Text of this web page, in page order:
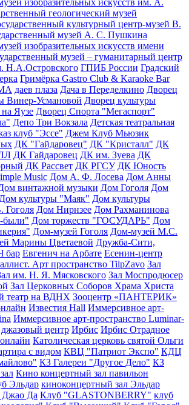
изобразительных искусств им. А.
геологический музей
культурный центр-музей В.
музей А. С. Пушкина
изобразительных искусств имени
музей – гуманитарный центр
Н.А.Островского ГПИБ России Градский
Гримёрка Gastro Club & Karaoke Bar
даев плаза Дача в Переделкино Дворец
Винер-Усмановой Дворец культуры
Яузе Дворец Спорта "Мегаспорт"
Депо Три Вокзала Детская театральная
клуб "Эссе" Джем Клуб Мьюзик
ДК "Гайдаровец" ДК "Кристалл" ДК
ДК Гайдаровец ДК им. Зуева ДК
ДК Рассвет ДК РГСУ ДК Юность
Music Дом А. Ф. Лосева Дом Анны
винтажной музыки Дом Гоголя Дом
Дом культуры "Маяк" Дом культуры
Гоголя Дом Нирнзее Дом Рахманинова
были" Дом торжеств "ГОСУДАРЬ" Дом
Дом-музей Гоголя Дом-музей М.С.
Марины Цветаевой Дружба-Сити,
бар Евгенич на Арбате Есенин-центр
Арт пространство TilpZavo Зал
им. Н. Я. Мясковского Зал Моспродюсер
Зал Церковных Соборов Храма Христа
театр на ВДНХ Зооцентр «ПАНТЕРИК»
Известия Hall Иммерсивное арт-
Иммерсивное арт-пространство Luminar-
центр Ирбис Ирбис Отрадное
Католическая церковь святой Ольги
с видом КВЦ "Патриот Экспо" КДЦ
КЗ Галереи "Другое Дело" КЗ
Кино концертный зал павильон
Эльдар киноконцертный зал Эльдар
Джао Да Клуб "GLASTONBERRY" клуб